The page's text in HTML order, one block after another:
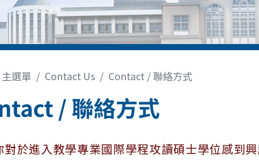
主選單 Contact Us Contact / 聯絡方式
/ 聯絡方式
對於進入教學專業國際學程攻讀碩士學位感到